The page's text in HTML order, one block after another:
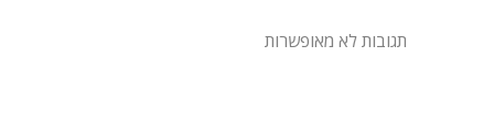
תגובות לא מאופשרות